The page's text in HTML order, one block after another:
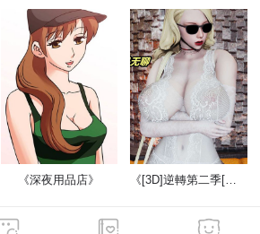
《深夜用品店》 《[3D]逆轉第二季[完整版]》